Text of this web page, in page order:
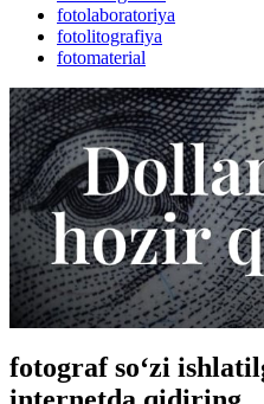
fotolaboratoriya
fotolitografiya
fotomaterial
fotograf so‘zi